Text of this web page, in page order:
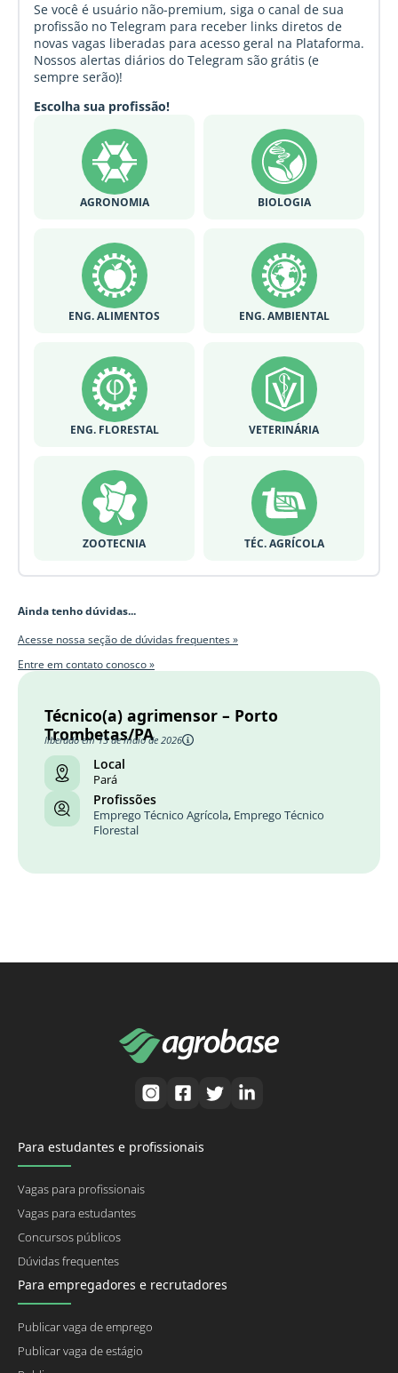
Se você é usuário não-premium, siga o canal de sua
profissão no Telegram para receber links diretos de
novas vagas liberadas para acesso geral na Plataforma.
Nossos alertas diários do Telegram são grátis (e
sempre serão)!
Escolha sua profissão!
AGRONOMIA BIOLOGIA
ENG. ALIMENTOS ENG. AMBIENTAL
ENG. FLORESTAL VETERINÁRIA
ZOOTECNIA TÉC. AGRÍCOLA
Ainda tenho dúvidas...
Acesse nossa seção de dúvidas frequentes »
Entre em contato conosco »
Técnico(a) agrimensor – Porto
Trombetas/PA
liberado em 13 de maio de 2026
Local
Pará
Profissões
Emprego Técnico Agrícola, Emprego Técnico
Florestal
Para estudantes e profissionais
Vagas para profissionais
Vagas para estudantes
Concursos públicos
Dúvidas frequentes
Para empregadores e recrutadores
Publicar vaga de emprego
Publicar vaga de estágio